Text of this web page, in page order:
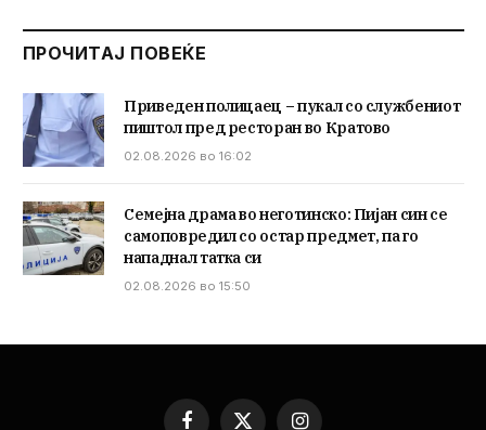
ПРОЧИТАЈ ПОВЕЌЕ
Приведен полицаец – пукал со службениот
пиштол пред ресторан во Кратово
02.08.2026 во 16:02
Семејна драма во неготинско: Пијан син се
самоповредил со остар предмет, па го
нападнал татка си
02.08.2026 во 15:50